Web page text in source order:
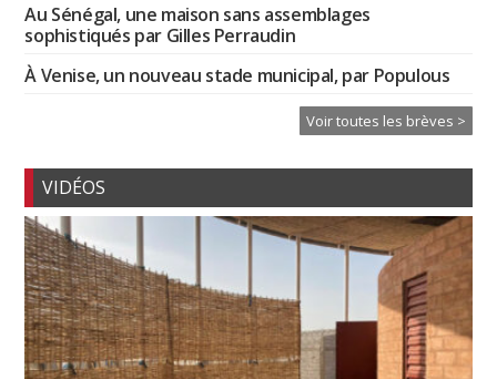
Au Sénégal, une maison sans assemblages
sophistiqués par Gilles Perraudin
À Venise, un nouveau stade municipal, par Populous
Voir toutes les brèves >
VIDÉOS